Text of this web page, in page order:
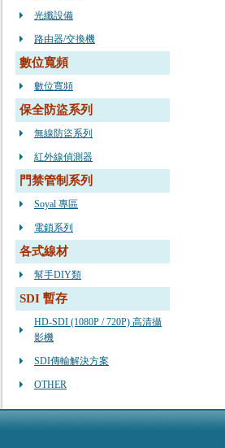
光纖設備
路由器/交換機
數位寬頻
數位寬頻
保全防盜系列
無線防盜系列
紅外線偵測器
門禁管制系列
Soyal 專區
電鎖系列
各式線材
幫手DIY類
SDI 暫存
HD-SDI (1080P / 720P) 高清攝
影機
SDI傳輸解決方案
OTHER